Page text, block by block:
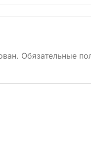
Обязательные